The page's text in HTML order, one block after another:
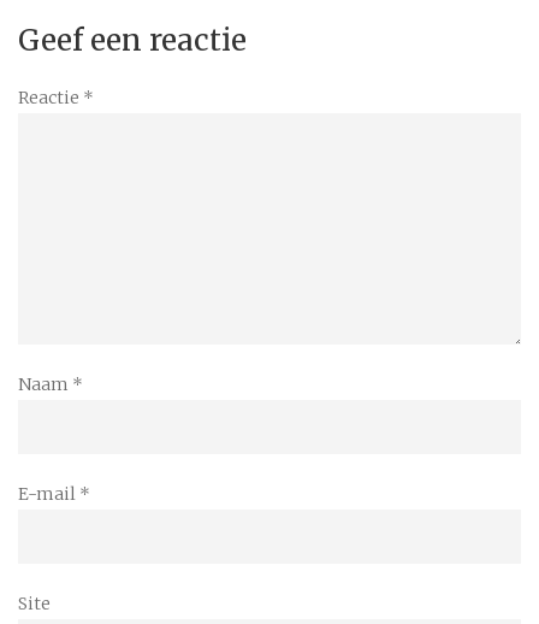
Geef een reactie
Reactie *
Naam *
E-mail *
Site